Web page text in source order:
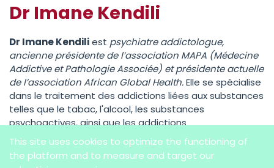
Dr Imane Kendili
Dr Imane Kendiliest psychiatre addictologue,
ancienne présidente de l’association MAPA (Médecine
Addictive et Pathologie Associée) et présidente actuelle
de l’association African Global Health.Elle se spécialise
dans le traitement des addictions liées aux substances
telles que le tabac, l'alcool, les substances
psychoactives, ainsi que les addictions
comportementales. Elle dispose d'une pratique clinique
diversifiée, couvrant l'ensemble de ces problématiques.
This site uses cookies to optimize the functioning of
the platform and to measure and target our